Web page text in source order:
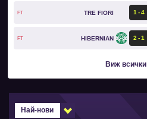
FT TRE FIORI 1 4
FT HIBERNIAN 2 1
Виж всички
Най-нови